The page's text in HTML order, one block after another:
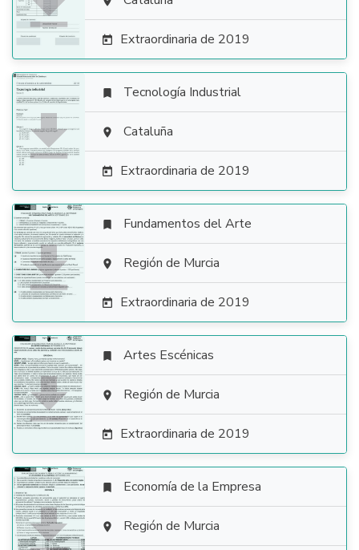
 Extraordinaria de 2019

 Tecnología Industrial
 Cataluña
 Extraordinaria de 2019

 Fundamentos del Arte
 Región de Murcia
 Extraordinaria de 2019

 Artes Escénicas
 Región de Murcia
 Extraordinaria de 2019

 Economía de la Empresa
 Región de Murcia